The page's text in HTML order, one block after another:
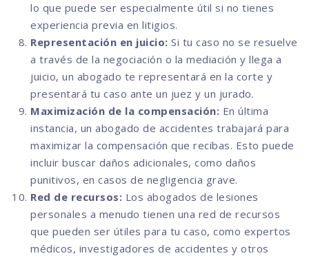
lo que puede ser especialmente útil si no tienes
experiencia previa en litigios.
Representación en juicio: Si tu caso no se resuelve
a través de la negociación o la mediación y llega a
juicio, un abogado te representará en la corte y
presentará tu caso ante un juez y un jurado.
Maximización de la compensación: En última
instancia, un abogado de accidentes trabajará para
maximizar la compensación que recibas. Esto puede
incluir buscar daños adicionales, como daños
punitivos, en casos de negligencia grave.
Red de recursos: Los abogados de lesiones
personales a menudo tienen una red de recursos
que pueden ser útiles para tu caso, como expertos
médicos, investigadores de accidentes y otros